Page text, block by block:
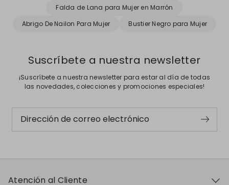
Falda de Lana para Mujer en Marrón
Abrigo De Nailon Para Mujer
Bustier Negro para Mujer
Suscríbete a nuestra newsletter
¡Suscríbete a nuestra newsletter para estar al día de todas
las novedades, colecciones y promociones especiales!
Dirección de correo electrónico
Atención al Cliente